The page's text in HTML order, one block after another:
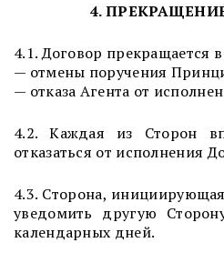
4.
4.1. Договор прекращается в
— отмены поручения
— отказа Агента от
4.2. Каждая из Сторон
отказаться от исполнения
4.3. Сторона,
уведомить другую
календарных дней.